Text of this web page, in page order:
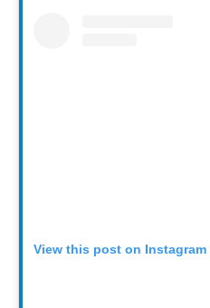
View this post on Instagram